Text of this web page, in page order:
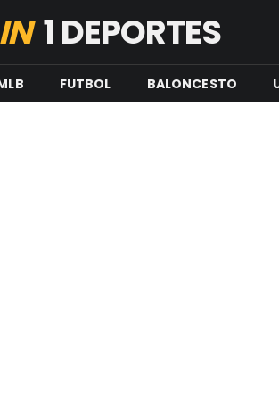
1 DEPORTES
FUTBOL BALONCESTO